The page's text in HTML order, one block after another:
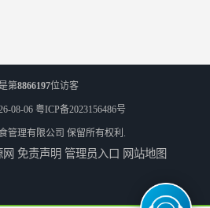
第8866197位访客
08-06 粤ICP备2023156486号
管理有限公司 保留所有权利.
网 免责声明 管理员入口 网站地图